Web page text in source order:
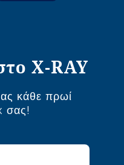
X-RAY
κάθε πρωί
σας!